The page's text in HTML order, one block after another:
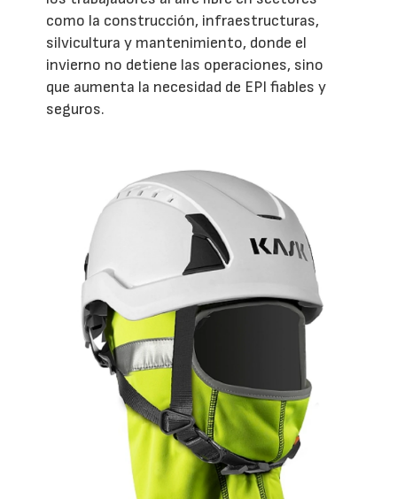
como la construcción, infraestructuras,
silvicultura y mantenimiento, donde el
invierno no detiene las operaciones, sino
que aumenta la necesidad de EPI fiables y
seguros.